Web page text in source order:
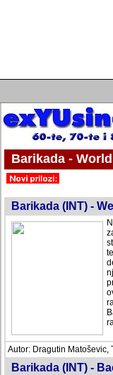
Barikada -
Barikada (INT) -
Autor: Dragutin Matoševic,
Barikada (INT) -